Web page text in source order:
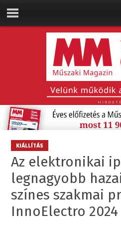
KIÁLLÍTÁS
Az elektronikai
legnagyobb
színes szakmai
InnoElectro 2024